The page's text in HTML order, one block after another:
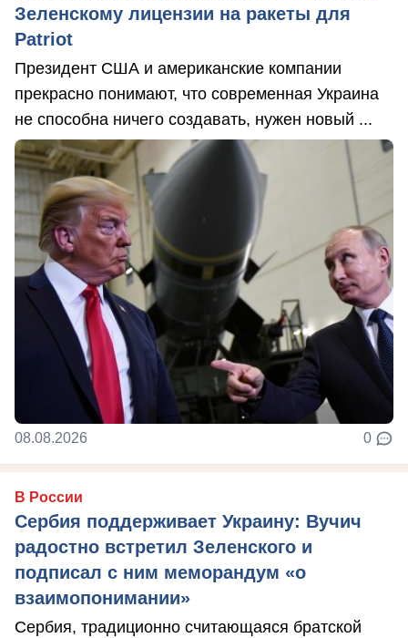
Зеленскому лицензии на ракеты для
Patriot
Президент США и американские компании
прекрасно понимают, что современная Украина
не способна ничего создавать, нужен новый ...
08.08.2026 0
В России
Сербия поддерживает Украину: Вучич
радостно встретил Зеленского и
подписал с ним меморандум «о
взаимопонимании»
Сербия, традиционно считающаяся братской